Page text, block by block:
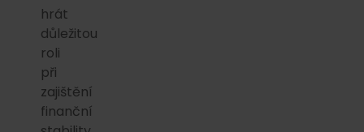
hrát
důležitou
roli
při
zajištění
finanční